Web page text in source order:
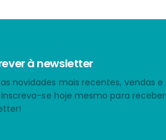
à newsletter
novidades mais recentes, vendas e
se hoje mesmo para receber